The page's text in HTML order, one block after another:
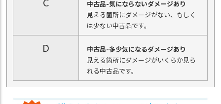
中古品-気にならないダメージあり
見える箇所にダメージがない、もしく
は少ない中古品です。
D
中古品-多少気になるダメージあり
見える箇所にダメージがいくらか見ら
れる中古品です。